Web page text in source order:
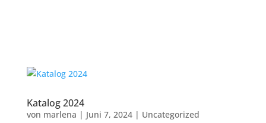
Katalog 2024
von marlena | Juni 7, 2024| Uncategorized